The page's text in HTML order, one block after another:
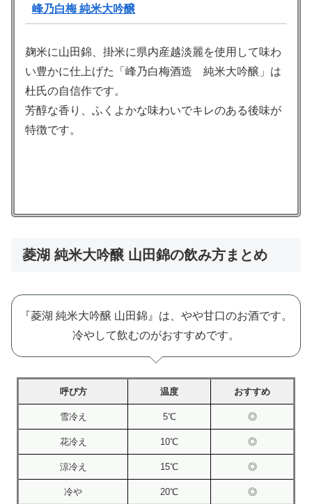
峰乃白梅 純米大吟醸
麹米に山田錦、掛米に県内産越淡麗を使用して味わ
い豊かに仕上げた「峰乃白梅酒造 純米大吟醸」は
杜氏の自信作です。
芳醇な香り、ふくよかな味わいでキレのある後味が
特徴です。
菱湖 純米大吟醸 山田錦の飲み方まとめ
『菱湖 純米大吟醸 山田錦』は、やや甘口のお酒です。
冷やして飲むのがおすすめです。
呼び方 温度 おすすめ
雪冷え 5℃ ◎
花冷え 10℃ ◎
涼冷え 15℃ ◎
冷や 20℃ ◎